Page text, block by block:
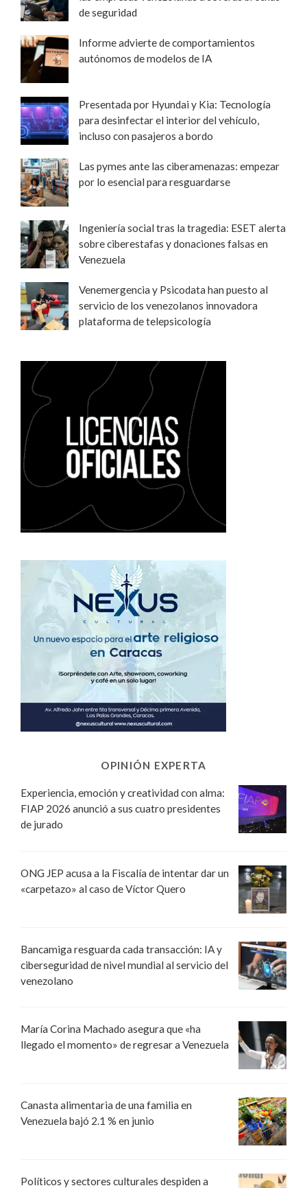
de seguridad
Informe advierte de comportamientos
autónomos de modelos de IA
Presentada por Hyundai y Kia: Tecnología
para desinfectar el interior del vehículo,
incluso con pasajeros a bordo
Las pymes ante las ciberamenazas: empezar
por lo esencial para resguardarse
Ingeniería social tras la tragedia: ESET alerta
sobre ciberestafas y donaciones falsas en
Venezuela
Venemergencia y Psicodata han puesto al
servicio de los venezolanos innovadora
plataforma de telepsicología
OPINIÓN EXPERTA
Experiencia, emoción y creatividad con alma:
FIAP 2026 anunció a sus cuatro presidentes
de jurado
ONG JEP acusa a la Fiscalía de intentar dar un
«carpetazo» al caso de Víctor Quero
Bancamiga resguarda cada transacción: IA y
ciberseguridad de nivel mundial al servicio del
venezolano
María Corina Machado asegura que «ha
llegado el momento» de regresar a Venezuela
Canasta alimentaria de una familia en
Venezuela bajó 2.1 % en junio
Políticos y sectores culturales despiden a